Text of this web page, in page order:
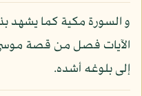
و السورة مكية كما يشهد
الآيات فصل من قصة
إلى بلوغه أشده.